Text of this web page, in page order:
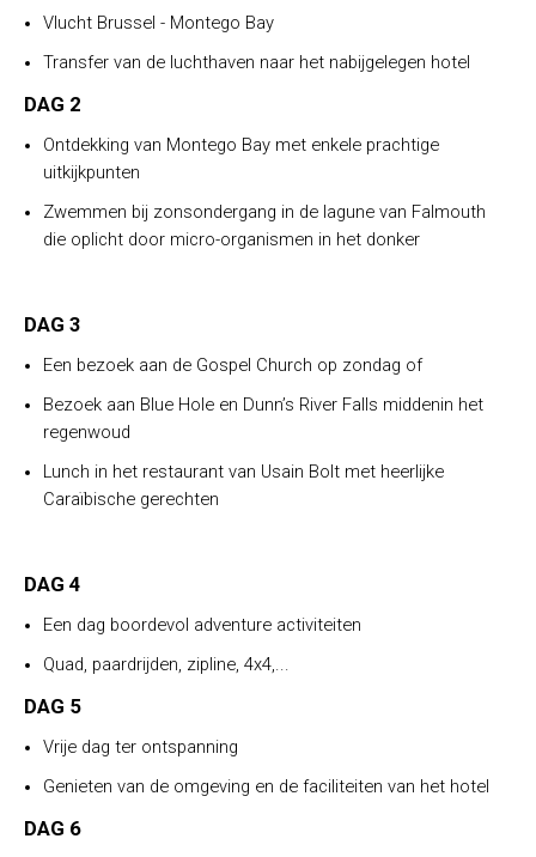
Vlucht Brussel - Montego Bay
Transfer van de luchthaven naar het nabijgelegen hotel
DAG 2
Ontdekking van Montego Bay met enkele prachtige
uitkijkpunten
Zwemmen bij zonsondergang in de lagune van Falmouth
die oplicht door micro-organismen in het donker
DAG 3
Een bezoek aan de Gospel Church op zondag of
Bezoek aan Blue Hole en Dunn’s River Falls middenin het
regenwoud
Lunch in het restaurant van Usain Bolt met heerlijke
Caraïbische gerechten
DAG 4
Een dag boordevol adventure activiteiten
Quad, paardrijden, zipline, 4x4,...
DAG 5
Vrije dag ter ontspanning
Genieten van de omgeving en de faciliteiten van het hotel
DAG 6